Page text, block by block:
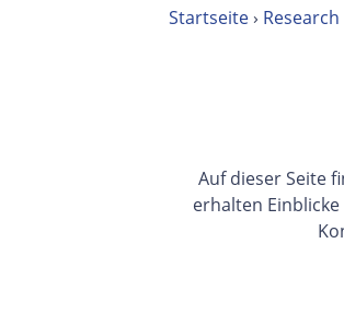
Startseite› Research
Auf dieser Seite
erhalten